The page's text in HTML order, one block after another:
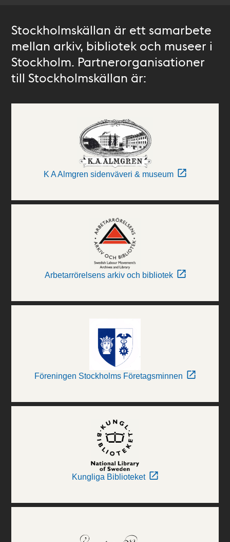
Stockholmskällan är ett samarbete
mellan arkiv, bibliotek och museer i
Stockholm. Partnerorganisationer
till Stockholmskällan är:
K A Almgren sidenväveri & museum
Arbetarrörelsens arkiv och bibliotek
Föreningen Stockholms Företagsminnen
Kungliga Biblioteket